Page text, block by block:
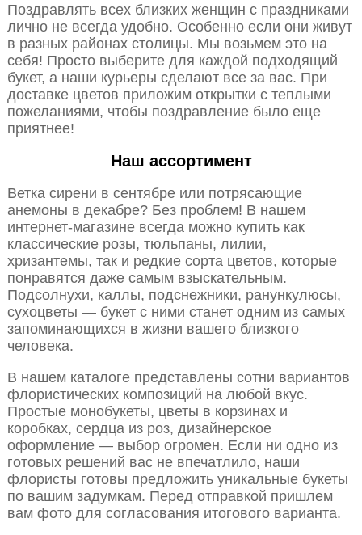
Поздравлять всех близких женщин с праздниками
лично не всегда удобно. Особенно если они живут
в разных районах столицы. Мы возьмем это на
себя! Просто выберите для каждой подходящий
букет, а наши курьеры сделают все за вас. При
доставке цветов приложим открытки с теплыми
пожеланиями, чтобы поздравление было еще
приятнее!
Наш ассортимент
Ветка сирени в сентябре или потрясающие
анемоны в декабре? Без проблем! В нашем
интернет-магазине всегда можно купить как
классические розы, тюльпаны, лилии,
хризантемы, так и редкие сорта цветов, которые
понравятся даже самым взыскательным.
Подсолнухи, каллы, подснежники, ранункулюсы,
сухоцветы — букет с ними станет одним из самых
запоминающихся в жизни вашего близкого
человека.
В нашем каталоге представлены сотни вариантов
флористических композиций на любой вкус.
Простые монобукеты, цветы в корзинах и
коробках, сердца из роз, дизайнерское
оформление — выбор огромен. Если ни одно из
готовых решений вас не впечатлило, наши
флористы готовы предложить уникальные букеты
по вашим задумкам. Перед отправкой пришлем
вам фото для согласования итогового варианта.